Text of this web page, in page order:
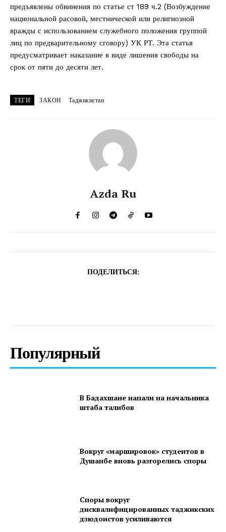
предъявлены обвинения по статье ст 189 ч.2 (Возбуждение
национальной расовой, местнической или религиозной
вражды с использованием служебного положения группой
лиц по предварительному сговору) УК РТ. Эта статья
предусматривает наказание в виде лишения свободы на
срок от пяти до десяти лет.
ТЕГИ ЗАКОН Таджикистан
Azda Ru
ПОДЕЛИТЬСЯ:
Популярный
В Бадахшане напали на начальника
штаба талибов
Вокруг «маршировок» студентов в
Душанбе вновь разгорелись споры
Споры вокруг
дисквалифицированных таджикских
дзюдоистов усиливаются